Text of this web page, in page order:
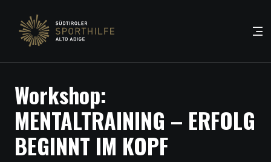
Workshop:
MENTALTRAINING – ERFOLG
BEGINNT IM KOPF